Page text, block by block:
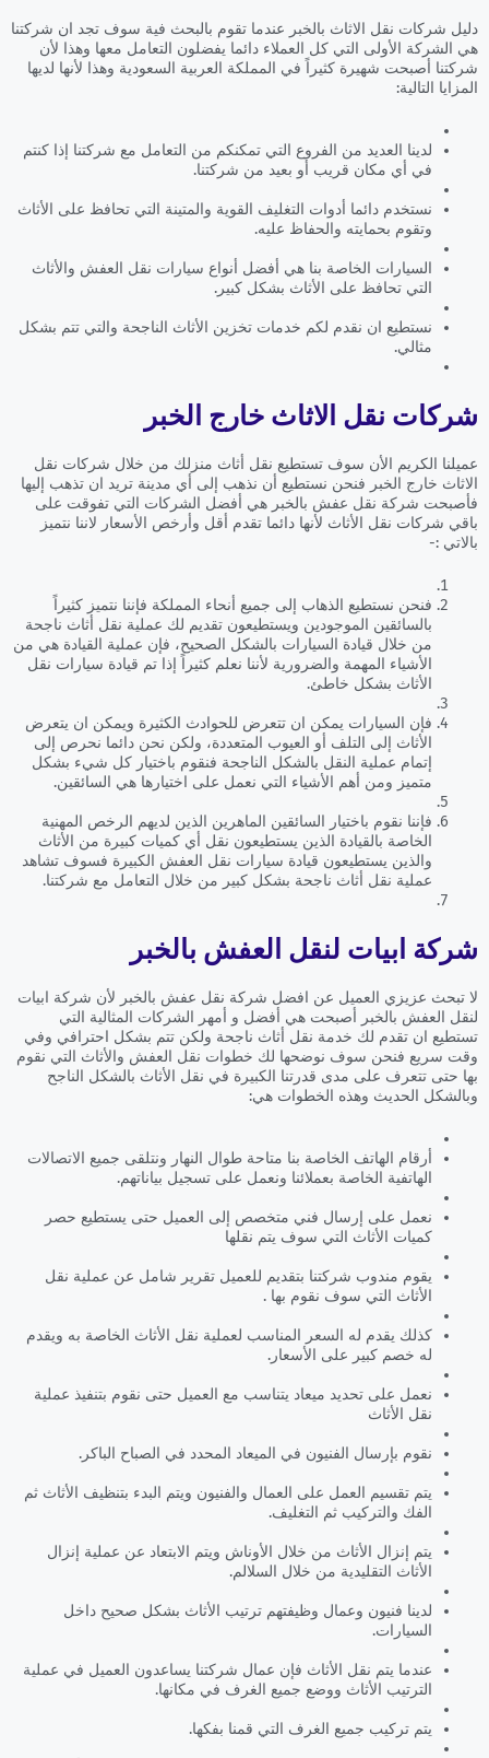
دليل شركات نقل الاثاث بالخبر عندما تقوم بالبحث فية سوف تجد ان شركتنا
هي الشركة الأولى التي كل العملاء دائما يفضلون التعامل معها وهذا لأن
شركتنا أصبحت شهيرة كثيراً في المملكة العربية السعودية وهذا لأنها لديها
المزايا التالية:
لدينا العديد من الفروع التي تمكنكم من التعامل مع شركتنا إذا كنتم
في أي مكان قريب أو بعيد من شركتنا.
نستخدم دائما أدوات التغليف القوية والمتينة التي تحافظ على الأثاث
وتقوم بحمايته والحفاظ عليه.
السيارات الخاصة بنا هي أفضل أنواع سيارات نقل العفش والأثاث
التي تحافظ على الأثاث بشكل كبير.
نستطيع ان نقدم لكم خدمات تخزين الأثاث الناجحة والتي تتم بشكل
مثالي.
شركات نقل الاثاث خارج الخبر
عميلنا الكريم الأن سوف تستطيع نقل أثاث منزلك من خلال شركات نقل
الاثاث خارج الخبر فنحن نستطيع أن نذهب إلى أي مدينة تريد ان تذهب إليها
فأصبحت شركة نقل عفش بالخبر هي أفضل الشركات التي تفوقت على
باقي شركات نقل الأثاث لأنها دائما تقدم أقل وأرخص الأسعار لاننا نتميز
بالاتي :-
فنحن نستطيع الذهاب إلى جميع أنحاء المملكة فإننا نتميز كثيراً
بالسائقين الموجودين ويستطيعون تقديم لك عملية نقل أثاث ناجحة
من خلال قيادة السيارات بالشكل الصحيح، فإن عملية القيادة هي من
الأشياء المهمة والضرورية لأننا نعلم كثيراً إذا تم قيادة سيارات نقل
الأثاث بشكل خاطئ.
فإن السيارات يمكن ان تتعرض للحوادث الكثيرة ويمكن ان يتعرض
الأثاث إلى التلف أو العيوب المتعددة، ولكن نحن دائما نحرص إلى
إتمام عملية النقل بالشكل الناجحة فنقوم باختيار كل شيء بشكل
متميز ومن أهم الأشياء التي نعمل على اختيارها هي السائقين.
فإننا نقوم باختيار السائقين الماهرين الذين لديهم الرخص المهنية
الخاصة بالقيادة الذين يستطيعون نقل أي كميات كبيرة من الأثاث
والذين يستطيعون قيادة سيارات نقل العفش الكبيرة فسوف تشاهد
عملية نقل أثاث ناجحة بشكل كبير من خلال التعامل مع شركتنا.
شركة ابيات لنقل العفش بالخبر
لا تبحث عزيزي العميل عن افضل شركة نقل عفش بالخبر لأن شركة ابيات
لنقل العفش بالخبر أصبحت هي أفضل و أمهر الشركات المثالية التي
تستطيع ان تقدم لك خدمة نقل أثاث ناجحة ولكن تتم بشكل احترافي وفي
وقت سريع فنحن سوف نوضحها لك خطوات نقل العفش والأثاث التي نقوم
بها حتى تتعرف على مدى قدرتنا الكبيرة في نقل الأثاث بالشكل الناجح
وبالشكل الحديث وهذه الخطوات هي:
أرقام الهاتف الخاصة بنا متاحة طوال النهار ونتلقى جميع الاتصالات
الهاتفية الخاصة بعملائنا ونعمل على تسجيل بياناتهم.
نعمل على إرسال فني متخصص إلى العميل حتى يستطيع حصر
كميات الأثاث التي سوف يتم نقلها
يقوم مندوب شركتنا بتقديم للعميل تقرير شامل عن عملية نقل
الأثاث التي سوف نقوم بها .
كذلك يقدم له السعر المناسب لعملية نقل الأثاث الخاصة به ويقدم
له خصم كبير على الأسعار.
نعمل على تحديد ميعاد يتناسب مع العميل حتى نقوم بتنفيذ عملية
نقل الأثاث
نقوم بإرسال الفنيون في الميعاد المحدد في الصباح الباكر.
يتم تقسيم العمل على العمال والفنيون ويتم البدء بتنظيف الأثاث ثم
الفك والتركيب ثم التغليف.
يتم إنزال الأثاث من خلال الأوناش ويتم الابتعاد عن عملية إنزال
الأثاث التقليدية من خلال السلالم.
لدينا فنيون وعمال وظيفتهم ترتيب الأثاث بشكل صحيح داخل
السيارات.
عندما يتم نقل الأثاث فإن عمال شركتنا يساعدون العميل في عملية
الترتيب الأثاث ووضع جميع الغرف في مكانها.
يتم تركيب جميع الغرف التي قمنا بفكها.